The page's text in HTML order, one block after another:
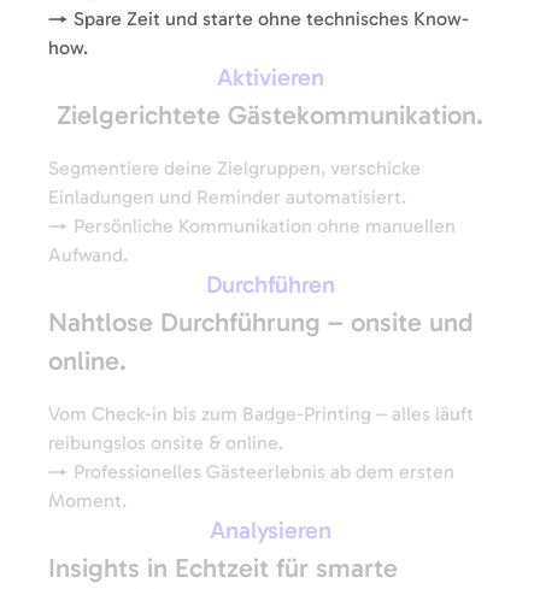
→ Spare Zeit und starte ohne technisches Know-
how.
Aktivieren
Zielgerichtete Gästekommunikation.
Segmentiere deine Zielgruppen, verschicke
Einladungen und Reminder automatisiert.
→ Persönliche Kommunikation ohne manuellen
Aufwand.
Durchführen
Nahtlose Durchführung – onsite und
online.
Vom Check-in bis zum Badge-Printing – alles läuft
reibungslos onsite & online.
→ Professionelles Gästeerlebnis ab dem ersten
Moment.
Analysieren
Insights in Echtzeit für smarte